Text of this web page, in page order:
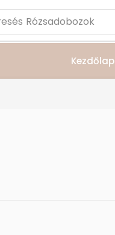
Rózsadobozok
Kezdőlap